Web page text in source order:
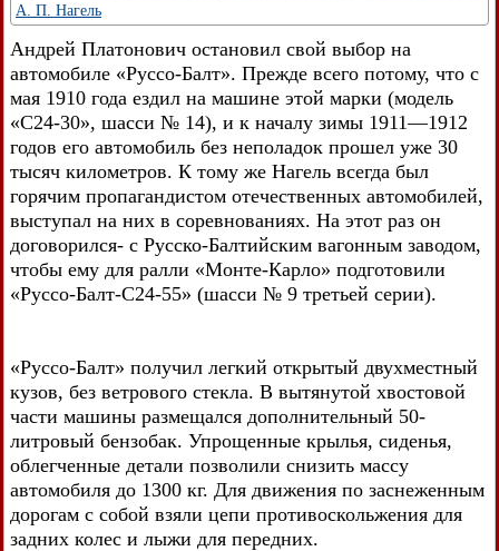
А. П. Нагель
Андрей Платонович остановил свой выбор на
автомобиле «Руссо-Балт». Прежде всего потому, что с
мая 1910 года ездил на машине этой марки (модель
«С24-30», шасси № 14), и к началу зимы 1911—1912
годов его автомобиль без неполадок прошел уже 30
тысяч километров. К тому же Нагель всегда был
горячим пропагандистом отечественных автомобилей,
выступал на них в соревнованиях. На этот раз он
договорился- с Русско-Балтийским вагонным заводом,
чтобы ему для ралли «Монте-Карло» подготовили
«Руссо-Балт-С24-55» (шасси № 9 третьей серии).
«Руссо-Балт» получил легкий открытый двухместный
кузов, без ветрового стекла. В вытянутой хвостовой
части машины размещался дополнительный 50-
литровый бензобак. Упрощенные крылья, сиденья,
облегченные детали позволили снизить массу
автомобиля до 1300 кг. Для движения по заснеженным
дорогам с собой взяли цепи противоскольжения для
задних колес и лыжи для передних.